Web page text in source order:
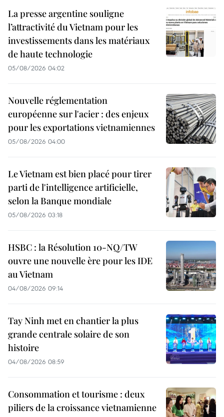
du
Vietnam
vers
le
sont
équipements
électroniques,
de
télécommunication,
produits
textiles,
chaussures…
La
structure
de
complémentaires
et
non
concurrents
est
du
Vietnam
vers
le
Mercosur
sont
équipements
électroniques,
télécommunication,
produits
textiles,
La
structure
biens
complémentaires
et
directement
concurrents
La presse argentine souligne
l’attractivité du Vietnam pour les
investissements dans les matériaux
de haute technologie
05/08/2026 04:02
Nouvelle réglementation
européenne sur l'acier : des enjeux
pour les exportations vietnamiennes
05/08/2026 04:00
Le Vietnam est bien placé pour tirer
parti de l'intelligence artificielle,
selon la Banque mondiale
05/08/2026 03:18
HSBC : la Résolution 10-NQ/TW
ouvre une nouvelle ère pour les IDE
au Vietnam
04/08/2026 09:14
Tay Ninh met en chantier la plus
grande centrale solaire de son
histoire
04/08/2026 08:59
Consommation et tourisme : deux
piliers de la croissance vietnamienne